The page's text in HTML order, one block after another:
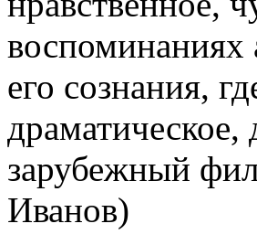
воспоминаниях
его сознания,
зарубежный
Иванов)